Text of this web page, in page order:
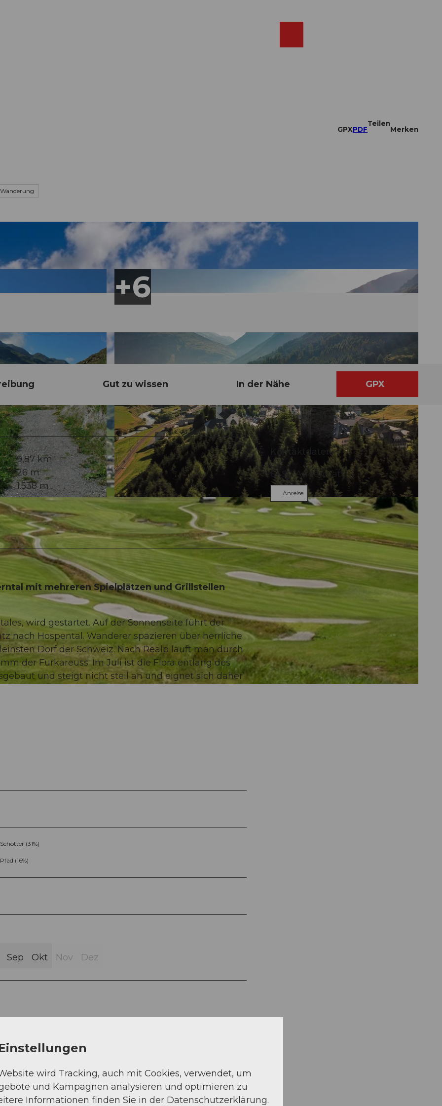
GPXPDF
Teilen
Merken
Wanderung
© Andermatt-Urserntal Tourismus GmbH, Ferienregion Andermatt
Gut zu wissen In der Nähe GPX
9,87 km
26 m
1.538 m
mit mehreren Spielplätzen und Grillstellen
wird gestartet. Auf der Sonnenseite führt der
nach Hospental. Wanderer spazieren über herrliche
Dorf der Schweiz. Nach Realp läuft man durch
der Furkareuss. Im Juli ist die Flora entlang des
und steigt nicht steil an und eignet sich daher
Schotter (31%)
Pfad (16%)
Sep Okt Nov Dez
Hospental Bahnhof – Richleren – Zumdorf –
Kontaktdaten
6490Andermatt
Anreise
wird Tracking, auch mit Cookies, verwendet, um
und Kampagnen analysieren und optimieren zu
Informationen finden Sie in der Datenschutzerklärung.